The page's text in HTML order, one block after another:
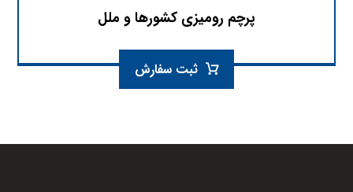
پرچم رومیزی کشورها و ملل
ثبت سفارش